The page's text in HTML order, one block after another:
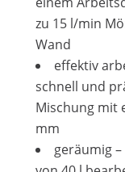
zu 15 l/min
Wand
effektiv
schnell und
Mischung mit
mm
geräumig